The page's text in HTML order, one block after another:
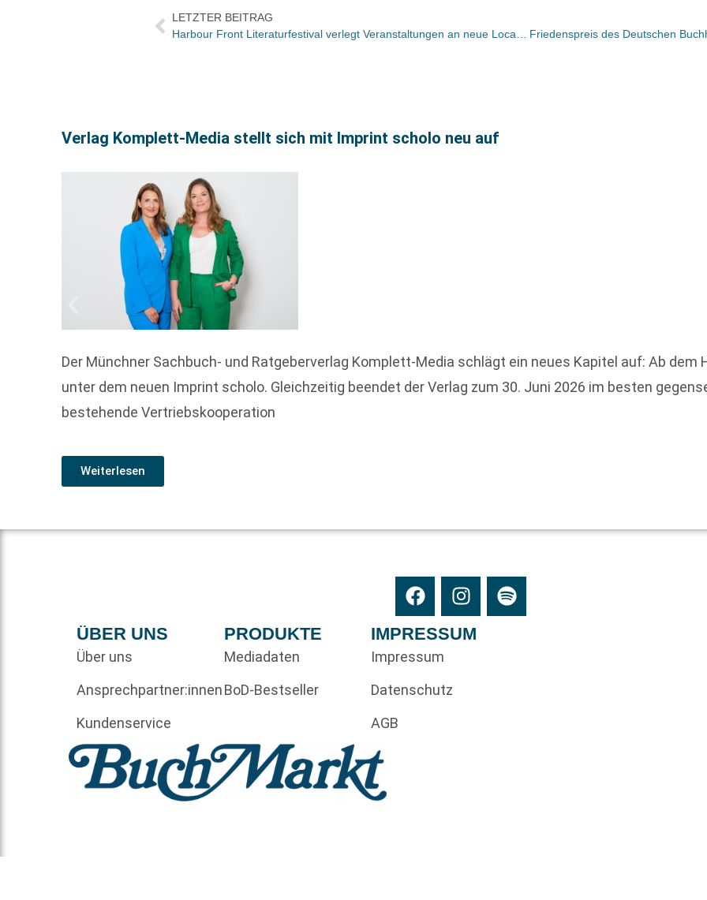
LETZTER BEITRAG
Harbour Front Literaturfestival verlegt Veranstaltungen an neue Location
Verlag Komplett-Media stellt sich mit Imprint scholo neu auf
Der Münchner Sachbuch- und Ratgeberverlag Komplett-Media schlägt ein neues Kapitel auf: Ab
unter dem neuen Imprint scholo. Gleichzeitig beendet der Verlag zum 30. Juni 2026 im besten
bestehende Vertriebskooperation
Weiterlesen
ÜBER UNS
Über uns
Ansprechpartner:innen
Kundenservice
PRODUKTE
Mediadaten
BoD-Bestseller
IMPRESSUM
Impressum
Datenschutz
AGB